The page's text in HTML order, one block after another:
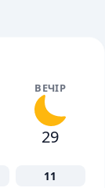
ВЕЧІР
29
11